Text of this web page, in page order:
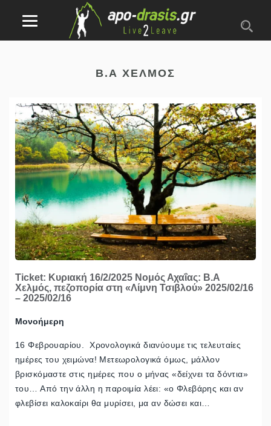
Β.Α ΧΕΛΜΌΣ
Ticket: Κυριακή 16/2/2025 Νομός Αχαΐας: Β.Α
Χελμός, πεζοπορία στη «Λίμνη Τσιβλού» 2025/02/16
– 2025/02/16
Μονοήμερη
16 Φεβρουαρίου. Χρονολογικά διανύουμε τις τελευταίες
ημέρες του χειμώνα! Μετεωρολογικά όμως, μάλλον
βρισκόμαστε στις ημέρες που ο μήνας «δείχνει τα δόντια»
του… Από την άλλη η παροιμία λέει: «ο Φλεβάρης και αν
φλεβίσει καλοκαίρι θα μυρίσει, μα αν δώσει και…